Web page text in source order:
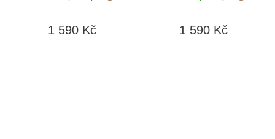
1 590 Kč 1 590 Kč